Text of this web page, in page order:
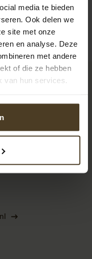
media te bieden
Ook delen we
site met onze
en analyse. Deze
met andere
of die ze hebben
van hun services.
Klanten beoordelen
ons een: 9 uit de 930